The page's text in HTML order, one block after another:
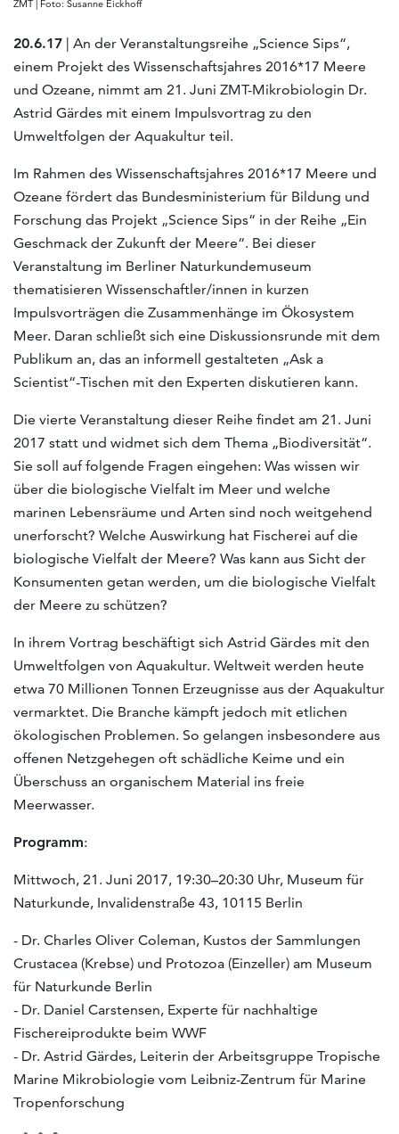
ZMT | Foto: Susanne Eickhoff
20.6.17 | An der Veranstaltungsreihe „Science Sips“,
einem Projekt des Wissenschaftsjahres 2016*17 Meere
und Ozeane, nimmt am 21. Juni ZMT-Mikrobiologin Dr.
Astrid Gärdes mit einem Impulsvortrag zu den
Umweltfolgen der Aquakultur teil.
Im Rahmen des Wissenschaftsjahres 2016*17 Meere und
Ozeane fördert das Bundesministerium für Bildung und
Forschung das Projekt „Science Sips“ in der Reihe „Ein
Geschmack der Zukunft der Meere“. Bei dieser
Veranstaltung im Berliner Naturkundemuseum
thematisieren Wissenschaftler/innen in kurzen
Impulsvorträgen die Zusammenhänge im Ökosystem
Meer. Daran schließt sich eine Diskussionsrunde mit dem
Publikum an, das an informell gestalteten „Ask a
Scientist“-Tischen mit den Experten diskutieren kann.
Die vierte Veranstaltung dieser Reihe findet am 21. Juni
2017 statt und widmet sich dem Thema „Biodiversität“.
Sie soll auf folgende Fragen eingehen: Was wissen wir
über die biologische Vielfalt im Meer und welche
marinen Lebensräume und Arten sind noch weitgehend
unerforscht? Welche Auswirkung hat Fischerei auf die
biologische Vielfalt der Meere? Was kann aus Sicht der
Konsumenten getan werden, um die biologische Vielfalt
der Meere zu schützen?
In ihrem Vortrag beschäftigt sich Astrid Gärdes mit den
Umweltfolgen von Aquakultur. Weltweit werden heute
etwa 70 Millionen Tonnen Erzeugnisse aus der Aquakultur
vermarktet. Die Branche kämpft jedoch mit etlichen
ökologischen Problemen. So gelangen insbesondere aus
offenen Netzgehegen oft schädliche Keime und ein
Überschuss an organischem Material ins freie
Meerwasser.
Programm:
Mittwoch, 21. Juni 2017, 19:30–20:30 Uhr, Museum für
Naturkunde, Invalidenstraße 43, 10115 Berlin
- Dr. Charles Oliver Coleman, Kustos der Sammlungen
Crustacea (Krebse) und Protozoa (Einzeller) am Museum
für Naturkunde Berlin
- Dr. Daniel Carstensen, Experte für nachhaltige
Fischereiprodukte beim WWF
- Dr. Astrid Gärdes, Leiterin der Arbeitsgruppe Tropische
Marine Mikrobiologie vom Leibniz-Zentrum für Marine
Tropenforschung